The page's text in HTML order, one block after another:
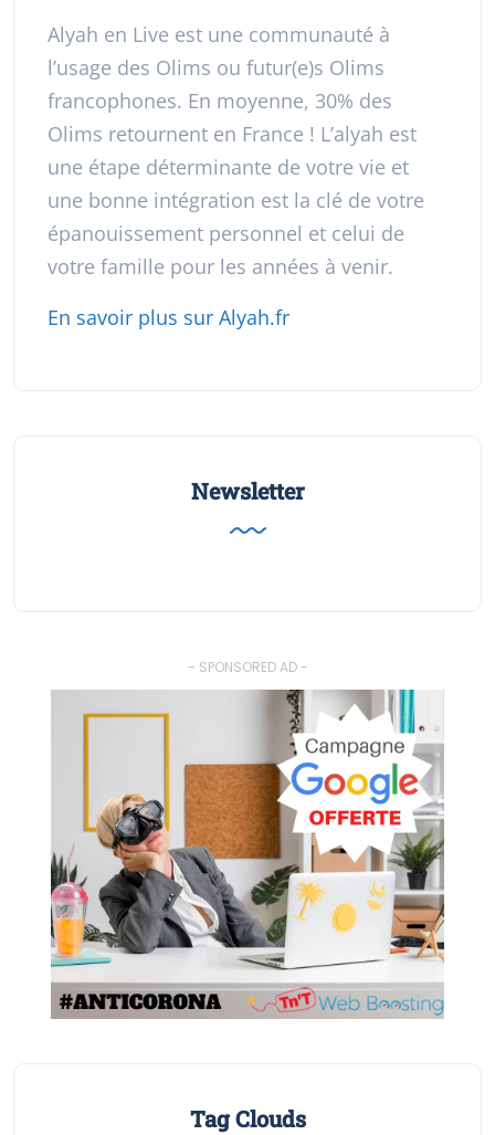
Alyah en Live est une communauté à
l’usage des Olims ou futur(e)s Olims
francophones. En moyenne, 30% des
Olims retournent en France ! L’alyah est
une étape déterminante de votre vie et
une bonne intégration est la clé de votre
épanouissement personnel et celui de
votre famille pour les années à venir.
En savoir plus sur Alyah.fr
Newsletter
- SPONSORED AD -
Tag Clouds